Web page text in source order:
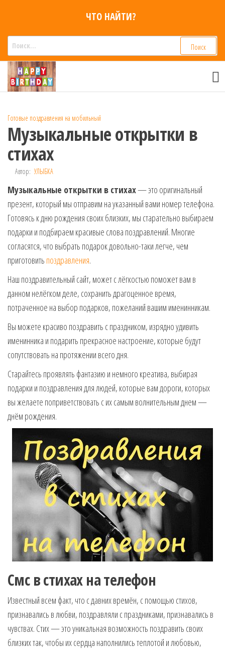
содержимому
ЧТО НАЙТИ?
поздравления
Голосовые смс
приколы на
мобильный
друзей.
Поздравления
телефон,
музыкальные.
Только для
готовые
голосовые
Признания,
Приколы,
Песни. Самые
Нежные,
Красивые,
пожелания на
каждый день и
безумно
Готовые поздравления на мобильный
Музыкальные открытки в
стихах
Автор: УЛЫБКА
Музыкальные открытки в стихах— это оригинальный
презент, который мы отправим на указанный вами номер телефона.
Готовясь к дню рождения своих близких, мы старательно выбираем
подарки и подбираем красивые слова поздравлений. Многие
согласятся, что выбрать подарок довольно-таки легче, чем
приготовить поздравления.
Наш поздравительный сайт, может с лёгкостью поможет вам в
данном нелёгком деле, сохранить драгоценное время,
потраченное на выбор подарков, пожеланий вашим именинникам.
Вы можете красиво поздравить с праздником, изрядно удивить
именинника и подарить прекрасное настроение, которые будут
сопутствовать на протяжении всего дня.
Старайтесь проявлять фантазию и немного креатива, выбирая
подарки и поздравления для людей, которые вам дороги, которых
вы желаете поприветствовать с их самым волнительным днем —
днём рождения.
Смс в стихах на телефон
Известный всем факт, что с давних времён, с помощью стихов,
признавались в любви, поздравляли с праздниками, признавались в
чувствах. Стих — это уникальная возможность поздравить своих
близких так, чтобы их сердца наполнились теплотой и любовью,